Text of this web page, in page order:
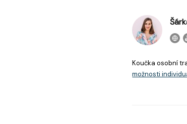
Koučka osobní
možnosti